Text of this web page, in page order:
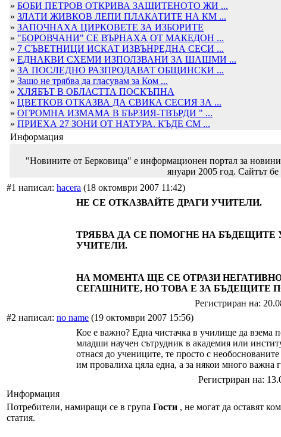
» БОБИ ПЕТРОВ ОТКРИВА ЗАЩИТЕНОТО ЖИ ...
» ЗЛАТИ ЖИВКОВ ЛЕПИ ПЛАКАТИТЕ НА КМ ...
» ЗАПОЧНАХА ЦИРКОВЕТЕ ЗА ИЗБОРИТЕ
» "БОРОВЧАНИ" СЕ ВЪРНАХА ОТ МАКЕДОН ...
» 7 СЪВЕТНИЦИ ИСКАТ ИЗВЪНРЕДНА СЕСИ ...
» ЕДНАКВИ СХЕМИ ИЗПОЛЗВАНИ ЗА ШАШМИ ...
» ЗА ПОСЛЕДНО РАЗПРОДАВАТ ОБЩИНСКИ ...
» Защо не трябва да гласувам за Ком ...
» ХЛЯБЪТ В ОБЛАСТТА ПОСКЪПНА
» ЦВЕТКОВ ОТКАЗВА ДА СВИКА СЕСИЯ ЗА ...
» ОГРОМНА ИЗМАМА В БЪРЗИЯ-ТВЪРДИ " ...
» ПРИЕХА 27 ЗОНИ ОТ НАТУРА. КЪДЕ СМ ...
Информация
"Новините от Берковица" е информационен портал за
януари 2005 год. Сайтът
#1 написал: hacera (18 октомври 2007 11:42)
НЕ СЕ ОТКАЗВАЙТЕ ДРАГИ УЧИТЕЛИ.
ТРЯБВА ДА СЕ ПОМОГНЕ НА БЪДЕЩИТЕ
УЧИТЕЛИ.
НА МОМЕНТА ЩЕ СЕ ОТРАЗИ
СЕГАШНИТЕ, НО ТОВА Е ЗА БЪДЕЩИТЕ
Регистриран на:
#2 написал: no name (19 октомври 2007 15:56)
Кое е важно? Една чистачка в училище да взема
младши научен сътрудник в академия или
отнася до учениците, те просто с
им провалиха цяла една, а за някои много важна
Регистриран на:
Информация
Потребители, намиращи се в група Гости , не могат да оставят
статия.